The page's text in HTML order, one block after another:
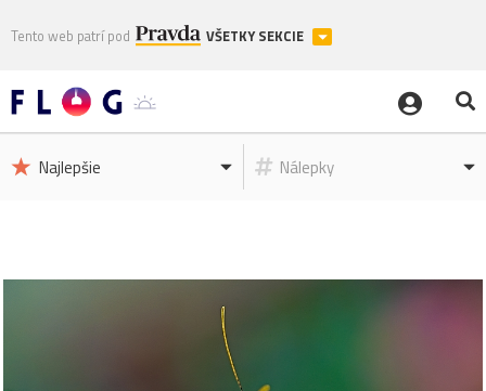
Tento web patrí pod VŠETKY SEKCIE
Najlepšie Nálepky